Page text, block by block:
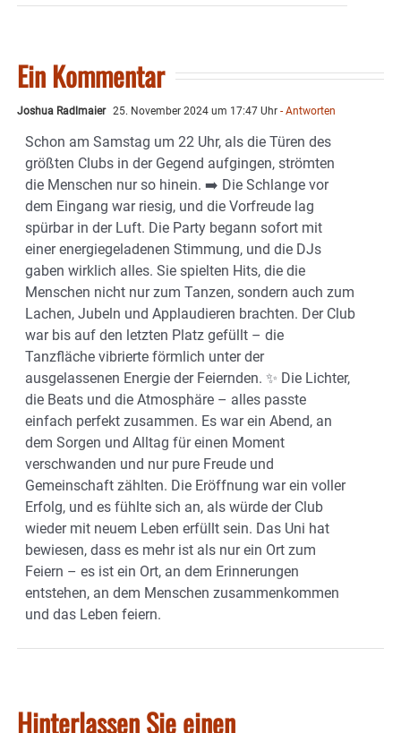
Ein Kommentar
Joshua Radlmaier 25. November 2024 um 17:47 Uhr - Antworten
Schon am Samstag um 22 Uhr, als die Türen des
größten Clubs in der Gegend aufgingen, strömten
die Menschen nur so hinein. ➡️ Die Schlange vor
dem Eingang war riesig, und die Vorfreude lag
spürbar in der Luft. Die Party begann sofort mit
einer energiegeladenen Stimmung, und die DJs
gaben wirklich alles. Sie spielten Hits, die die
Menschen nicht nur zum Tanzen, sondern auch zum
Lachen, Jubeln und Applaudieren brachten. Der Club
war bis auf den letzten Platz gefüllt – die
Tanzfläche vibrierte förmlich unter der
ausgelassenen Energie der Feiernden. ✨ Die Lichter,
die Beats und die Atmosphäre – alles passte
einfach perfekt zusammen. Es war ein Abend, an
dem Sorgen und Alltag für einen Moment
verschwanden und nur pure Freude und
Gemeinschaft zählten. Die Eröffnung war ein voller
Erfolg, und es fühlte sich an, als würde der Club
wieder mit neuem Leben erfüllt sein. Das Uni hat
bewiesen, dass es mehr ist als nur ein Ort zum
Feiern – es ist ein Ort, an dem Erinnerungen
entstehen, an dem Menschen zusammenkommen
und das Leben feiern.
Hinterlassen Sie einen